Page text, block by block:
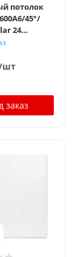
потолок
45°/
24
шт
заказ